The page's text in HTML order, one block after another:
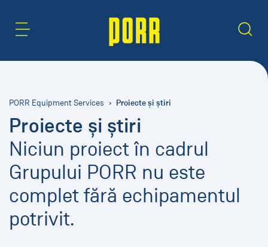
PORR Equipment Services Proiecte și știri
Proiecte și știri
Niciun proiect în cadrul
Grupului PORR nu este
complet fără echipamentul
potrivit.